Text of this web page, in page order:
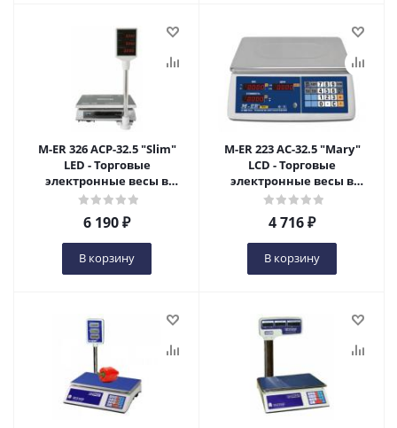
M-ER 326 ACP-32.5 "Slim"
LED - Торговые
электронные весы в
Оренбурге
6 190₽
В корзину
M-ER 223 AC-32.5 "Mary"
LCD - Торговые
электронные весы в
Оренбурге
4 716₽
В корзину